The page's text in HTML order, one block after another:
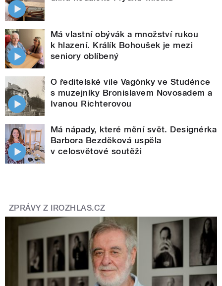
Má vlastní obývák a množství rukou
k hlazení. Králík Bohoušek je mezi
seniory oblíbený
O ředitelské vile Vagónky ve Studénce
s muzejníky Bronislavem Novosadem a
Ivanou Richterovou
Má nápady, které mění svět. Designérka
Barbora Bezděková uspěla
v celosvětové soutěži
ZPRÁVY Z IROZHLAS.CZ